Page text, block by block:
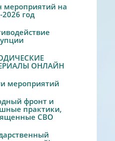
мероприятий на
2026 год
ОНЛАЙН
мероприятий
фронт и
практики,
СВО